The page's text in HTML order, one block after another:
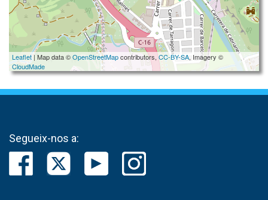
Leaflet| Map data ©OpenStreetMapcontributors,CC-BY-SA, Imagery ©
CloudMade
Segueix-nos a: